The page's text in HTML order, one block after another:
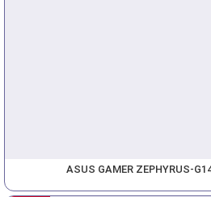
ASUS GAMER ZEPHYRUS-